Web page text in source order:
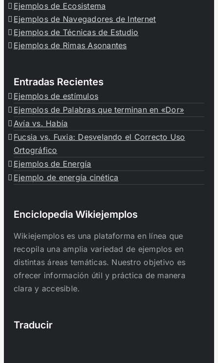
Ejemplos de Ecosistema
Ejemplos de Navegadores de Internet
Ejemplos de Técnicas de Estudio
Ejemplos de Rimas Asonantes
Entradas Recientes
Ejemplos de estímulos
Ejemplos de Palabras que terminan en «Dor»
Avía vs. Había
Fucsia vs. Fuxia: Desvelando el Correcto Uso
Ortográfico
Ejemplos de Energía
Ejemplo de energía cinética
Enciclopedia Wikiejemplos
Wikiejemplos es una plataforma en línea que
recopila una amplia variedad de ejemplos en
distintas áreas temáticas. Nuestro objetivo es
ofrecer información útil y práctica de manera
clara y accesible.
Traducir